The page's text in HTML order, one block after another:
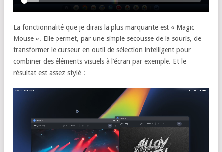
La fonctionnalité que je dirais la plus marquante est « Magic
Mouse ». Elle permet, par une simple secousse de la souris, de
transformer le curseur en outil de sélection intelligent pour
combiner des éléments visuels à l’écran par exemple. Et le
résultat est assez stylé :